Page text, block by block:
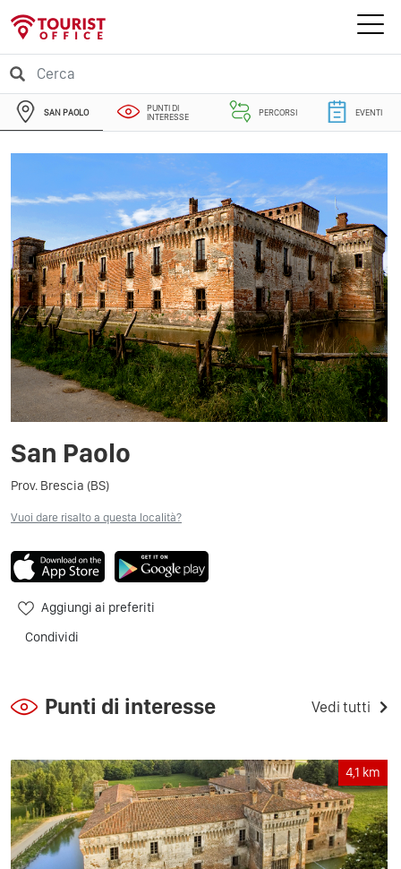
SAN PAOLO
PUNTI DI
INTERESSE
PERCORSI EVENTI
San Paolo
Prov. Brescia (BS)
Vuoi dare risalto a questa località?
Aggiungi ai preferiti
Condividi
Punti di interesse Vedi tutti
4,1 km